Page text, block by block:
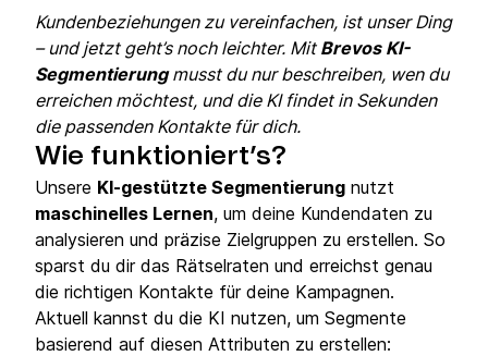
Kundenbeziehungen zu vereinfachen, ist unser Ding
– und jetzt geht’s noch leichter. Mit Brevos KI-
Segmentierungmusst du nur beschreiben, wen du
erreichen möchtest, und die KI findet in Sekunden
die passenden Kontakte für dich.
Wie funktioniert’s?
Unsere KI-gestützte Segmentierung nutzt
maschinelles Lernen, um deine Kundendaten zu
analysieren und präzise Zielgruppen zu erstellen. So
sparst du dir das Rätselraten und erreichst genau
die richtigen Kontakte für deine Kampagnen.
Aktuell kannst du die KI nutzen, um Segmente
basierend auf diesen Attributen zu erstellen: